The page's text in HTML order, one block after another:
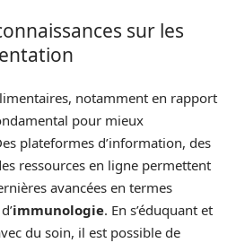
sur les
notamment en rapport
pour mieux
plateformes d’information, des
ressources en ligne permettent
avancées en termes
immunologie. En s’éduquant et
du soin, il est possible de